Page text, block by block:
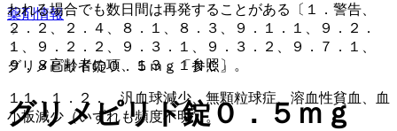
われる場合でも数日間は再発することがある〔１．警告、
２．２、２．４、８．１、８．３、９．１．１、９．２．
１、９．２．２、９．３．１、９．３．２、９．７．１、
９．８高齢者の項、１３．１参照〕。
１１．１．２． 汎血球減少、無顆粒球症、溶血性貧血、血
小板減少（いずれも頻度不明）。
薬剤情報
グリメピリド錠０．５ｍｇ「ＮＣ」
グリメピリド錠０．５ｍｇ